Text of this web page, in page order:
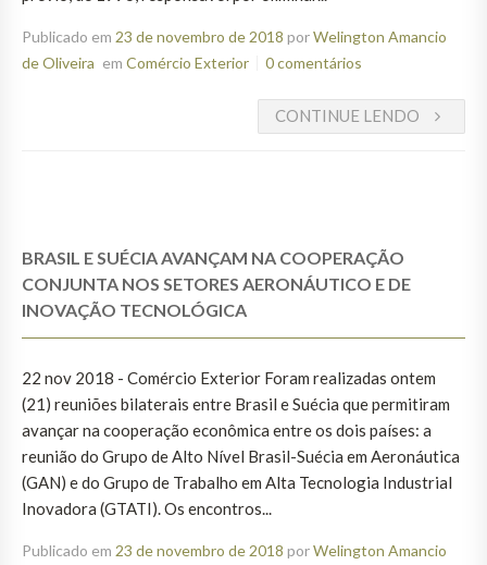
Publicado em 23 de novembro de 2018 porWelington Amancio
de Oliveira em Comércio Exterior 0 comentários
CONTINUE LENDO
BRASIL E SUÉCIA AVANÇAM NA COOPERAÇÃO
CONJUNTA NOS SETORES AERONÁUTICO E DE
INOVAÇÃO TECNOLÓGICA
22 nov 2018 - Comércio Exterior Foram realizadas ontem
(21) reuniões bilaterais entre Brasil e Suécia que permitiram
avançar na cooperação econômica entre os dois países: a
reunião do Grupo de Alto Nível Brasil-Suécia em Aeronáutica
(GAN) e do Grupo de Trabalho em Alta Tecnologia Industrial
Inovadora (GTATI). Os encontros...
Publicado em 23 de novembro de 2018 porWelington Amancio